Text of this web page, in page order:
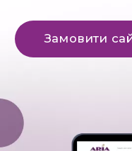
Замовити